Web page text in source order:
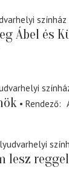
színház
Ábel és
Rendező
lesz